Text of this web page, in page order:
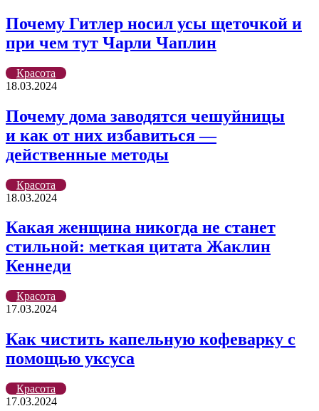
Почему Гитлер носил усы щеточкой и
при чем тут Чарли Чаплин
Красота
18.03.2024
Почему дома заводятся чешуйницы
и как от них избавиться —
действенные методы
Красота
18.03.2024
Какая женщина никогда не станет
стильной: меткая цитата Жаклин
Кеннеди
Красота
17.03.2024
Как чистить капельную кофеварку с
помощью уксуса
Красота
17.03.2024